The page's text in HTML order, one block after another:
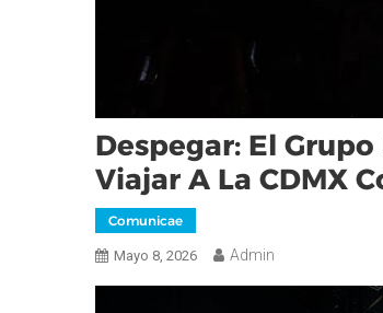
Despegar: El
Viajar A La CDMX
Comunicae
Mayo 8, 2026 Admin